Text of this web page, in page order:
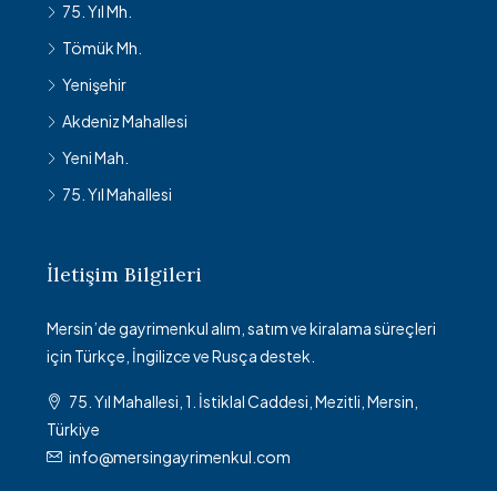
75. Yıl Mh.
Tömük Mh.
Yenişehir
Akdeniz Mahallesi
Yeni Mah.
75. Yıl Mahallesi
İletişim Bilgileri
Mersin’de gayrimenkul alım, satım ve kiralama süreçleri
için Türkçe, İngilizce ve Rusça destek.
75. Yıl Mahallesi, 1. İstiklal Caddesi, Mezitli, Mersin,
Türkiye
info@mersingayrimenkul.com